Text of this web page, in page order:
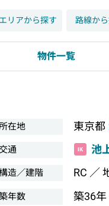
エリアから探す 路線か
物件一覧
所在地 東京都
交通 池
造／建階 RC ／
年数 築36年